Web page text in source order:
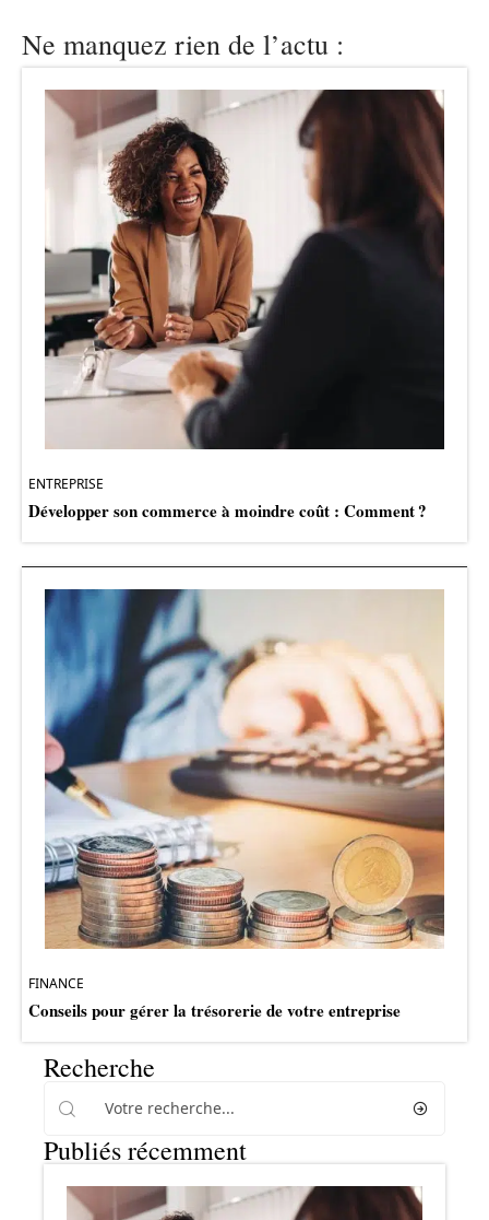
Ne manquez rien de l’actu :
ENTREPRISE
Développer son commerce à moindre coût : Comment ?
FINANCE
Conseils pour gérer la trésorerie de votre entreprise
Recherche
Publiés récemment